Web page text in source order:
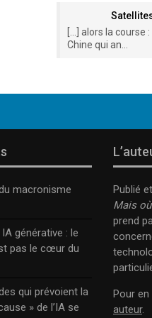
[…] alors la course
Chine qui an...
macronisme
générative : le
pas le cœur du
qui prévoient la
» de l’IA se
Publié
Mais
prend
Pour en
auteur.